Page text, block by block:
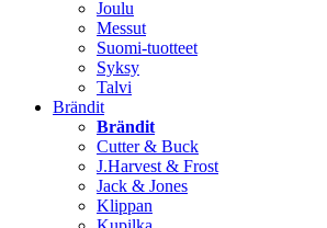
Joulu
Messut
Suomi-tuotteet
Syksy
Talvi
Brändit
Brändit
Cutter & Buck
J.Harvest & Frost
Jack & Jones
Klippan